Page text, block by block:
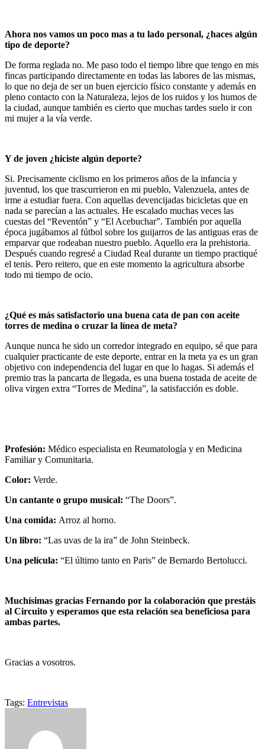
Ahora nos vamos un poco mas a tu lado personal, ¿haces algún
tipo de deporte?
De forma reglada no. Me paso todo el tiempo libre que tengo en mis
fincas participando directamente en todas las labores de las mismas,
lo que no deja de ser un buen ejercicio físico constante y además en
pleno contacto con la Naturaleza, lejos de los ruidos y los humos de
la ciudad, aunque también es cierto que muchas tardes suelo ir con
mi mujer a la vía verde.
Y de joven ¿hiciste algún deporte?
Si. Precisamente ciclismo en los primeros años de la infancia y
juventud, los que trascurrieron en mi pueblo, Valenzuela, antes de
irme a estudiar fuera. Con aquellas devencijadas bicicletas que en
nada se parecían a las actuales. He escalado muchas veces las
cuestas del “Reventón” y “El Acebuchar”. También por aquella
época jugábamos al fútbol sobre los guijarros de las antiguas eras de
emparvar que rodeaban nuestro pueblo. Aquello era la prehistoria.
Después cuando regresé a Ciudad Real durante un tiempo practiqué
el tenis. Pero reitero, que en este momento la agricultura absorbe
todo mi tiempo de ocio.
¿Qué es más satisfactorio una buena cata de pan con aceite
torres de medina o cruzar la línea de meta?
Aunque nunca he sido un corredor integrado en equipo, sé que para
cualquier practicante de este deporte, entrar en la meta ya es un gran
objetivo con independencia del lugar en que lo hagas. Si además el
premio tras la pancarta de llegada, es una buena tostada de aceite de
oliva virgen extra “Torres de Medina”, la satisfacción es doble.
Profesión: Médico especialista en Reumatología y en Medicina
Familiar y Comunitaria.
Color: Verde.
Un cantante o grupo musical: “The Doors”.
Una comida: Arroz al horno.
Un libro: “Las uvas de la ira” de John Steinbeck.
Una película: “El último tanto en Paris” de Bernardo Bertolucci.
Muchísimas gracias Fernando por la colaboración que prestáis
al Circuito y esperamos que esta relación sea beneficiosa para
ambas partes.
Gracias a vosotros.
Tags: Entrevistas